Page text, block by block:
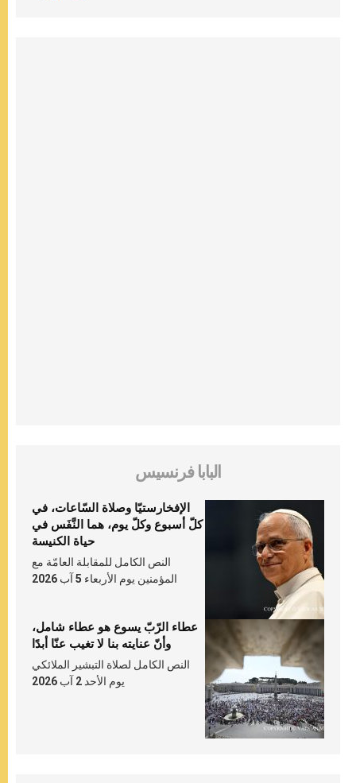
البابا فرنسيس
الإفخارستيّا وصلاة السّاعات، في
كلّ أسبوع وكلّ يوم، هما النَّفَس في
حياة الكنيسة
النص الكامل للمقابلة العامّة مع
المؤمنين يوم الأربعاء 5 آب 2026
عطاء الرّبّ يسوع هو عطاء شامل،
وأنّ عنايته بنا لا تغيب عنّا أبدًا
النص الكامل لصلاة التبشير الملائكي
يوم الأحد 2 آب 2026